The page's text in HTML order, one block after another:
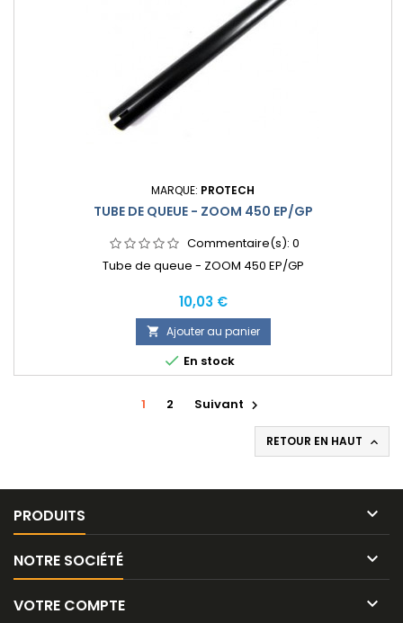
MARQUE: PROTECH
TUBE DE QUEUE - ZOOM 450 EP/GP
Commentaire(s): 0
Tube de queue - ZOOM 450 EP/GP
Prix
10,03 €
 Ajouter au panier
 En stock
1 2 Suivant 
RETOUR EN HAUT 
PRODUITS 
NOTRE SOCIÉTÉ 
VOTRE COMPTE 